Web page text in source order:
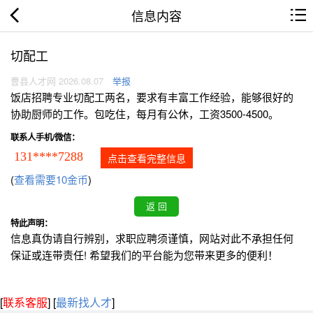
信息内容
切配工
曹县人才网 2026.08.07 举报
饭店招聘专业切配工两名，要求有丰富工作经验，能够很好的
协助厨师的工作。包吃住，每月有公休，工资3500-4500。
联系人手机/微信：
131****7288 点击查看完整信息
(查看需要10金币)
特此声明：
信息真伪请自行辨别，求职应聘须谨慎，网站对此不承担任何
保证或连带责任! 希望我们的平台能为您带来更多的便利！
[联系客服] [最新找人才]